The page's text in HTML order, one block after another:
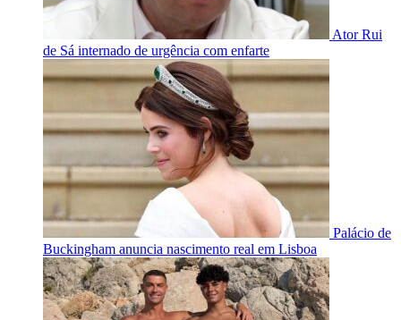
Ator Rui
de Sá internado de urgência com enfarte
Palácio de
Buckingham anuncia nascimento real em Lisboa